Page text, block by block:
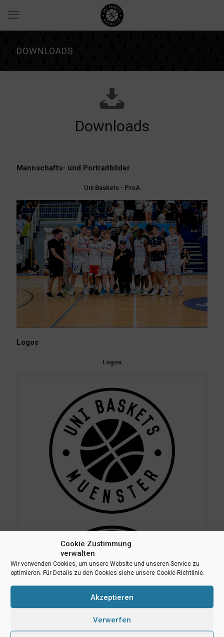
Cookie Zustimmung
verwalten
Wir verwenden Cookies, um unsere Website und unseren Service zu
optimieren. Für Details zu den Cookies siehe unsere Cookie-Richtlinie.
Akzeptieren
Verwerfen
DOWNLOADS
Downloads
Mannschafts- und Portraitbilder
Uni Baskets - ProA
Logos
Logos